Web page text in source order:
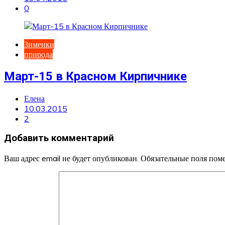
0
Зименки
природа
Март-15 в Красном Кирпичнике
Елена
10.03.2015
2
Добавить комментарий
Ваш адрес email не будет опубликован. Обязательные поля